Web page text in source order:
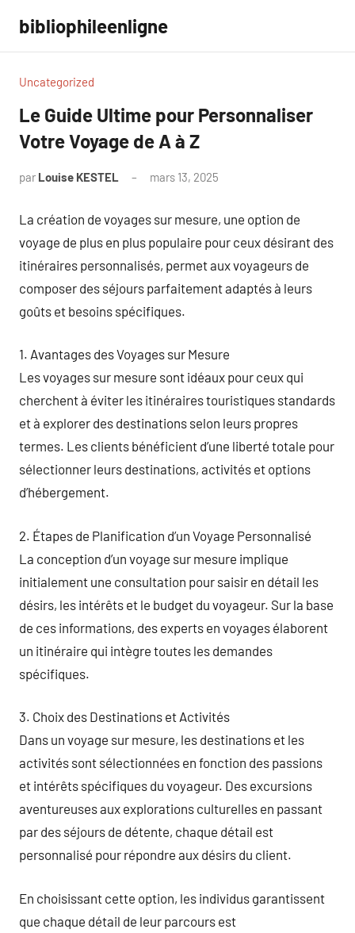
contenu
bibliophileenligne
Uncategorized
Le Guide Ultime pour Personnaliser
Votre Voyage de A à Z
par Louise KESTEL mars 13, 2025
La création de voyages sur mesure, une option de
voyage de plus en plus populaire pour ceux désirant des
itinéraires personnalisés, permet aux voyageurs de
composer des séjours parfaitement adaptés à leurs
goûts et besoins spécifiques.
1. Avantages des Voyages sur Mesure
Les voyages sur mesure sont idéaux pour ceux qui
cherchent à éviter les itinéraires touristiques standards
et à explorer des destinations selon leurs propres
termes. Les clients bénéficient d’une liberté totale pour
sélectionner leurs destinations, activités et options
d’hébergement.
2. Étapes de Planification d’un Voyage Personnalisé
La conception d’un voyage sur mesure implique
initialement une consultation pour saisir en détail les
désirs, les intérêts et le budget du voyageur. Sur la base
de ces informations, des experts en voyages élaborent
un itinéraire qui intègre toutes les demandes
spécifiques.
3. Choix des Destinations et Activités
Dans un voyage sur mesure, les destinations et les
activités sont sélectionnées en fonction des passions
et intérêts spécifiques du voyageur. Des excursions
aventureuses aux explorations culturelles en passant
par des séjours de détente, chaque détail est
personnalisé pour répondre aux désirs du client.
En choisissant cette option, les individus garantissent
que chaque détail de leur parcours est